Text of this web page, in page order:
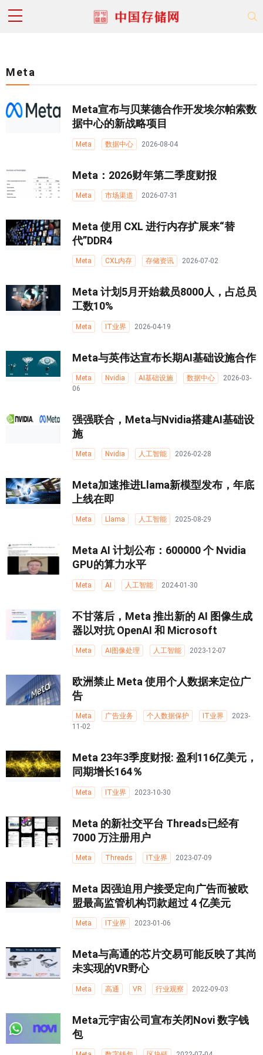
Meta
Meta宣布与贝莱德合作开发埃尔帕索数
据中心的新战略项目
Meta 数据中心 2026-08-04
Meta：2026财年第二季度财报
Meta 市场渠道 2026-07-31
Meta 使用 CXL 进行内存扩展来“替
代”DDR4
Meta CXL内存 存储资讯 2026-07-02
Meta 计划5月开始裁员8000人，占总员
工数10%
Meta IT业界 2026-04-19
Meta与英伟达宣布长期AI基础设施合作
Meta Nvidia AI基础设施 数据中心
2026-03-
06
强强联合，Meta与Nvidia搭建AI基础设
施
Meta Nvidia 人工智能 2026-02-28
Meta加速推进Llama新模型发布，年底
上线在即
Meta Llama 人工智能 2025-08-29
Meta AI 计划公布：600000 个 Nvidia
GPU的算力水平
Meta AI 人工智能 2024-01-30
不甘落后，Meta 推出新的 AI 图像生成
器以对抗 OpenAI 和 Microsoft
Meta AI图像处理 人工智能 2023-12-07
欧洲禁止 Meta 使用个人数据来定位广
告
Meta 广告业务 个人数据保护 IT业界
2023-
11-02
Meta 23年3季度财报: 盈利116亿美元，
同期增长164％
Meta IT业界 2023-10-30
Meta 的新社交平台 Threads已经有
7000 万注册用户
Meta Threads IT业界 2023-07-09
Meta 因强迫用户接受定向广告而被欧
盟最高监管机构罚款超过 4 亿美元
Meta IT业界 2023-01-06
Meta与高通的芯片交易可能反映了其尚
未实现的VR野心
Meta 高通 VR 行业观察 2022-09-03
Meta元宇宙公司宣布关闭Novi 数字钱
包